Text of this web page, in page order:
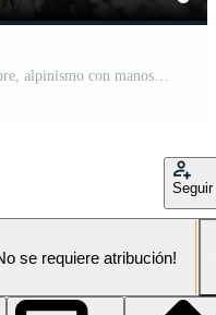
posterior ver de rock alpinismo hombre, alpinismo con manos, piernas y pies en roca, muy difícil movimienot. imágenes. montaña trepador hombre alcanzando el parte superior haciendo su mejor Vídeo Pro
Seguir
se requiere atribución!